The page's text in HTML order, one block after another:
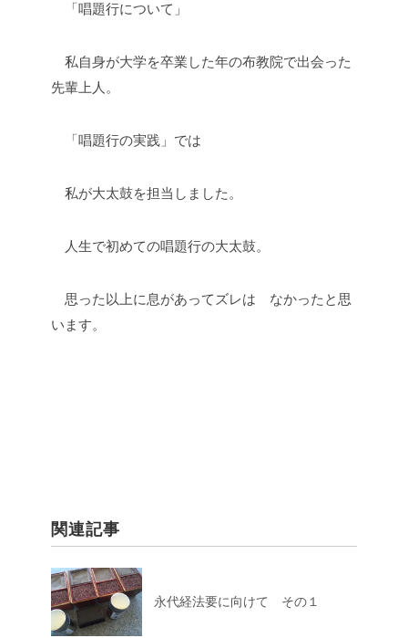
「唱題行について」
私自身が大学を卒業した年の布教院で出会った
先輩上人。
「唱題行の実践」では
私が大太鼓を担当しました。
人生で初めての唱題行の大太鼓。
思った以上に息があってズレは なかったと思
います。
関連記事
永代経法要に向けて その１